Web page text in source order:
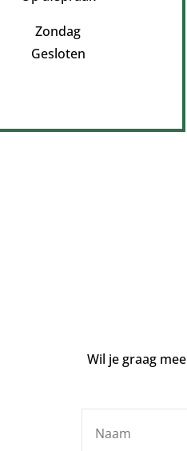
Zondag
Gesloten
Wil je graag